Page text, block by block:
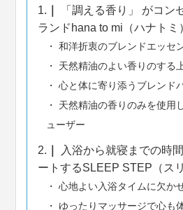
1.
「調える香り」 がコン
ランドhana to mi（ハナトミ
和洋折衷のブレンドエッセ
天然精油のよい香りのする
心と体に寄り添うブレンド
天然精油の香りのみを使用
ューザー
2.
入浴から就寝までの時
ートするSLEEP STEP（ス
心地よい入浴タイムに欠か
ゆったりマッサージで心も